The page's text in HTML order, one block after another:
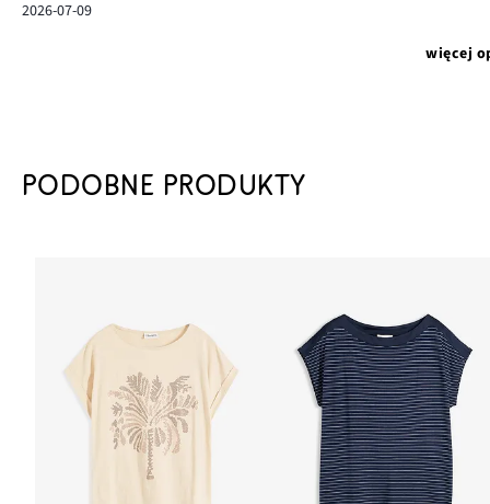
2026-07-09
więcej
PODOBNE PRODUKTY